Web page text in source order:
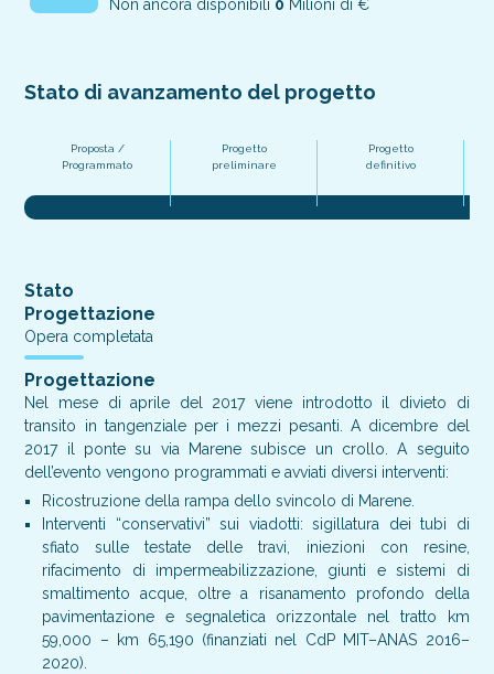
Non ancora disponibili 0 Milioni di €
Stato di avanzamento del progetto
Proposta /
Programmato
Progetto
preliminare
Progetto
definitivo
Stato
Progettazione
Opera completata
Progettazione
Nel mese di aprile del 2017 viene introdotto il divieto di
transito in tangenziale per i mezzi pesanti. A dicembre del
2017 il ponte su via Marene subisce un crollo. A seguito
dell’evento vengono programmati e avviati diversi interventi:
Ricostruzione della rampa dello svincolo di Marene.
Interventi “conservativi” sui viadotti: sigillatura dei tubi di
sfiato sulle testate delle travi, iniezioni con resine,
rifacimento di impermeabilizzazione, giunti e sistemi di
smaltimento acque, oltre a risanamento profondo della
pavimentazione e segnaletica orizzontale nel tratto km
59,000 – km 65,190 (finanziati nel CdP MIT–ANAS 2016–
2020).